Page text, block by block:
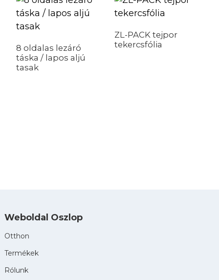
8 oldalas lezáró
táska / lapos aljú
tasak
ZL-PACK tejpor
tekercsfólia
Weboldal Oszlop
Otthon
Termékek
Rólunk